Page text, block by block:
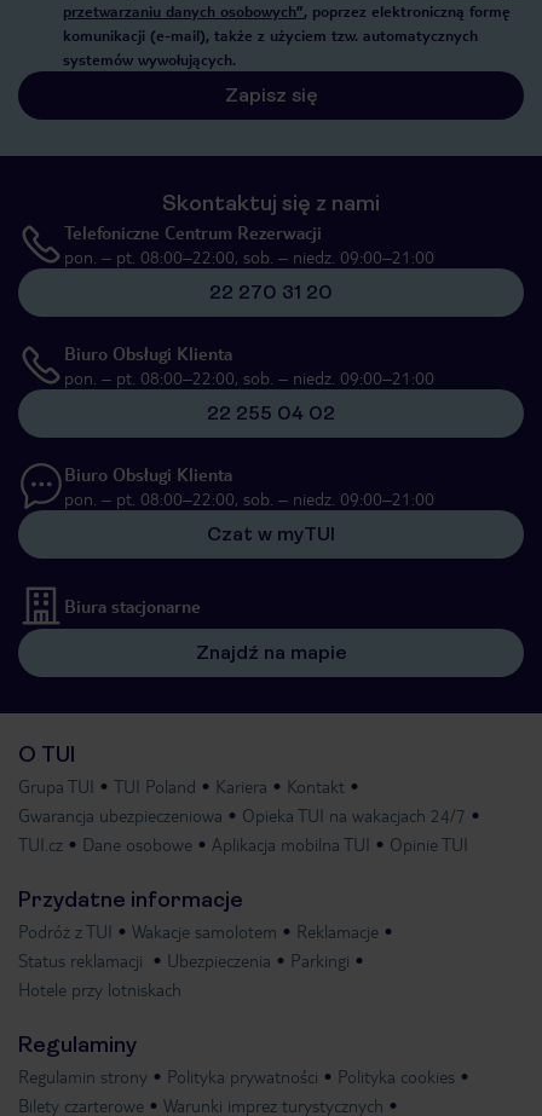
przetwarzaniu danych osobowych”, poprzez elektroniczną formę
komunikacji (e-mail), także z użyciem tzw. automatycznych
systemów wywołujących.
Zapisz się
Skontaktuj się z nami
Telefoniczne Centrum Rezerwacji
pon. – pt. 08:00–22:00, sob. – niedz. 09:00–21:00
22 270 31 20
Biuro Obsługi Klienta
pon. – pt. 08:00–22:00, sob. – niedz. 09:00–21:00
22 255 04 02
Biuro Obsługi Klienta
pon. – pt. 08:00–22:00, sob. – niedz. 09:00–21:00
Czat w myTUI
Biura stacjonarne
Znajdź na mapie
O TUI
Grupa TUI TUI Poland Kariera
Kontakt
Gwarancja ubezpieczeniowa
Opieka TUI na wakacjach 24/7
TUI.cz
Dane osobowe Aplikacja mobilna TUI Opinie TUI
Przydatne informacje
Podróż z TUI Wakacje samolotem
Reklamacje
Status reklamacji
Ubezpieczenia
Parkingi
Hotele przy lotniskach
Regulaminy
Regulamin strony Polityka prywatności
Polityka cookies
Bilety czarterowe
Warunki imprez turystycznych